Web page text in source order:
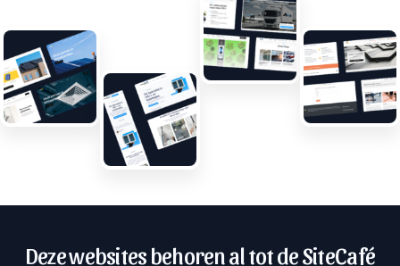
Deze websites behoren al tot de SiteCafé